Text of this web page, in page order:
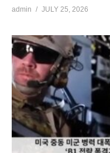
admin JULY 25, 2026